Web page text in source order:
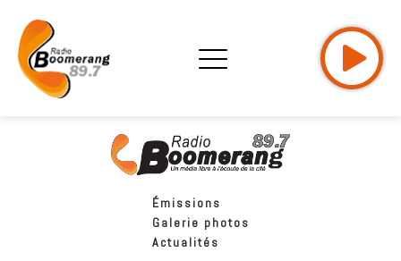
Émissions
Galerie photos
Actualités